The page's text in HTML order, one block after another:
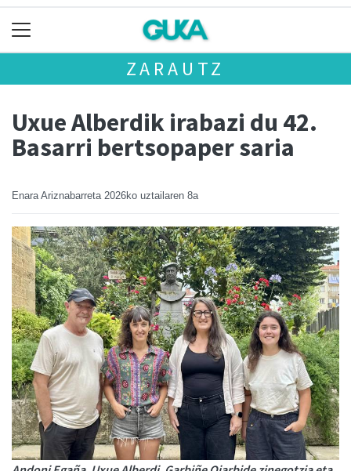
ZARAUTZ
Uxue Alberdik irabazi du 42.
Basarri bertsopaper saria
Enara Ariznabarreta 2026ko uztailaren 8a